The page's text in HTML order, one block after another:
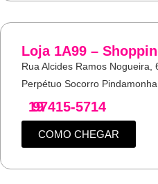
Loja 1A99 –
Rua Alcides Ramos Nogueira,
Perpétuo Socorro
19
97415-5714
COMO CHEGAR